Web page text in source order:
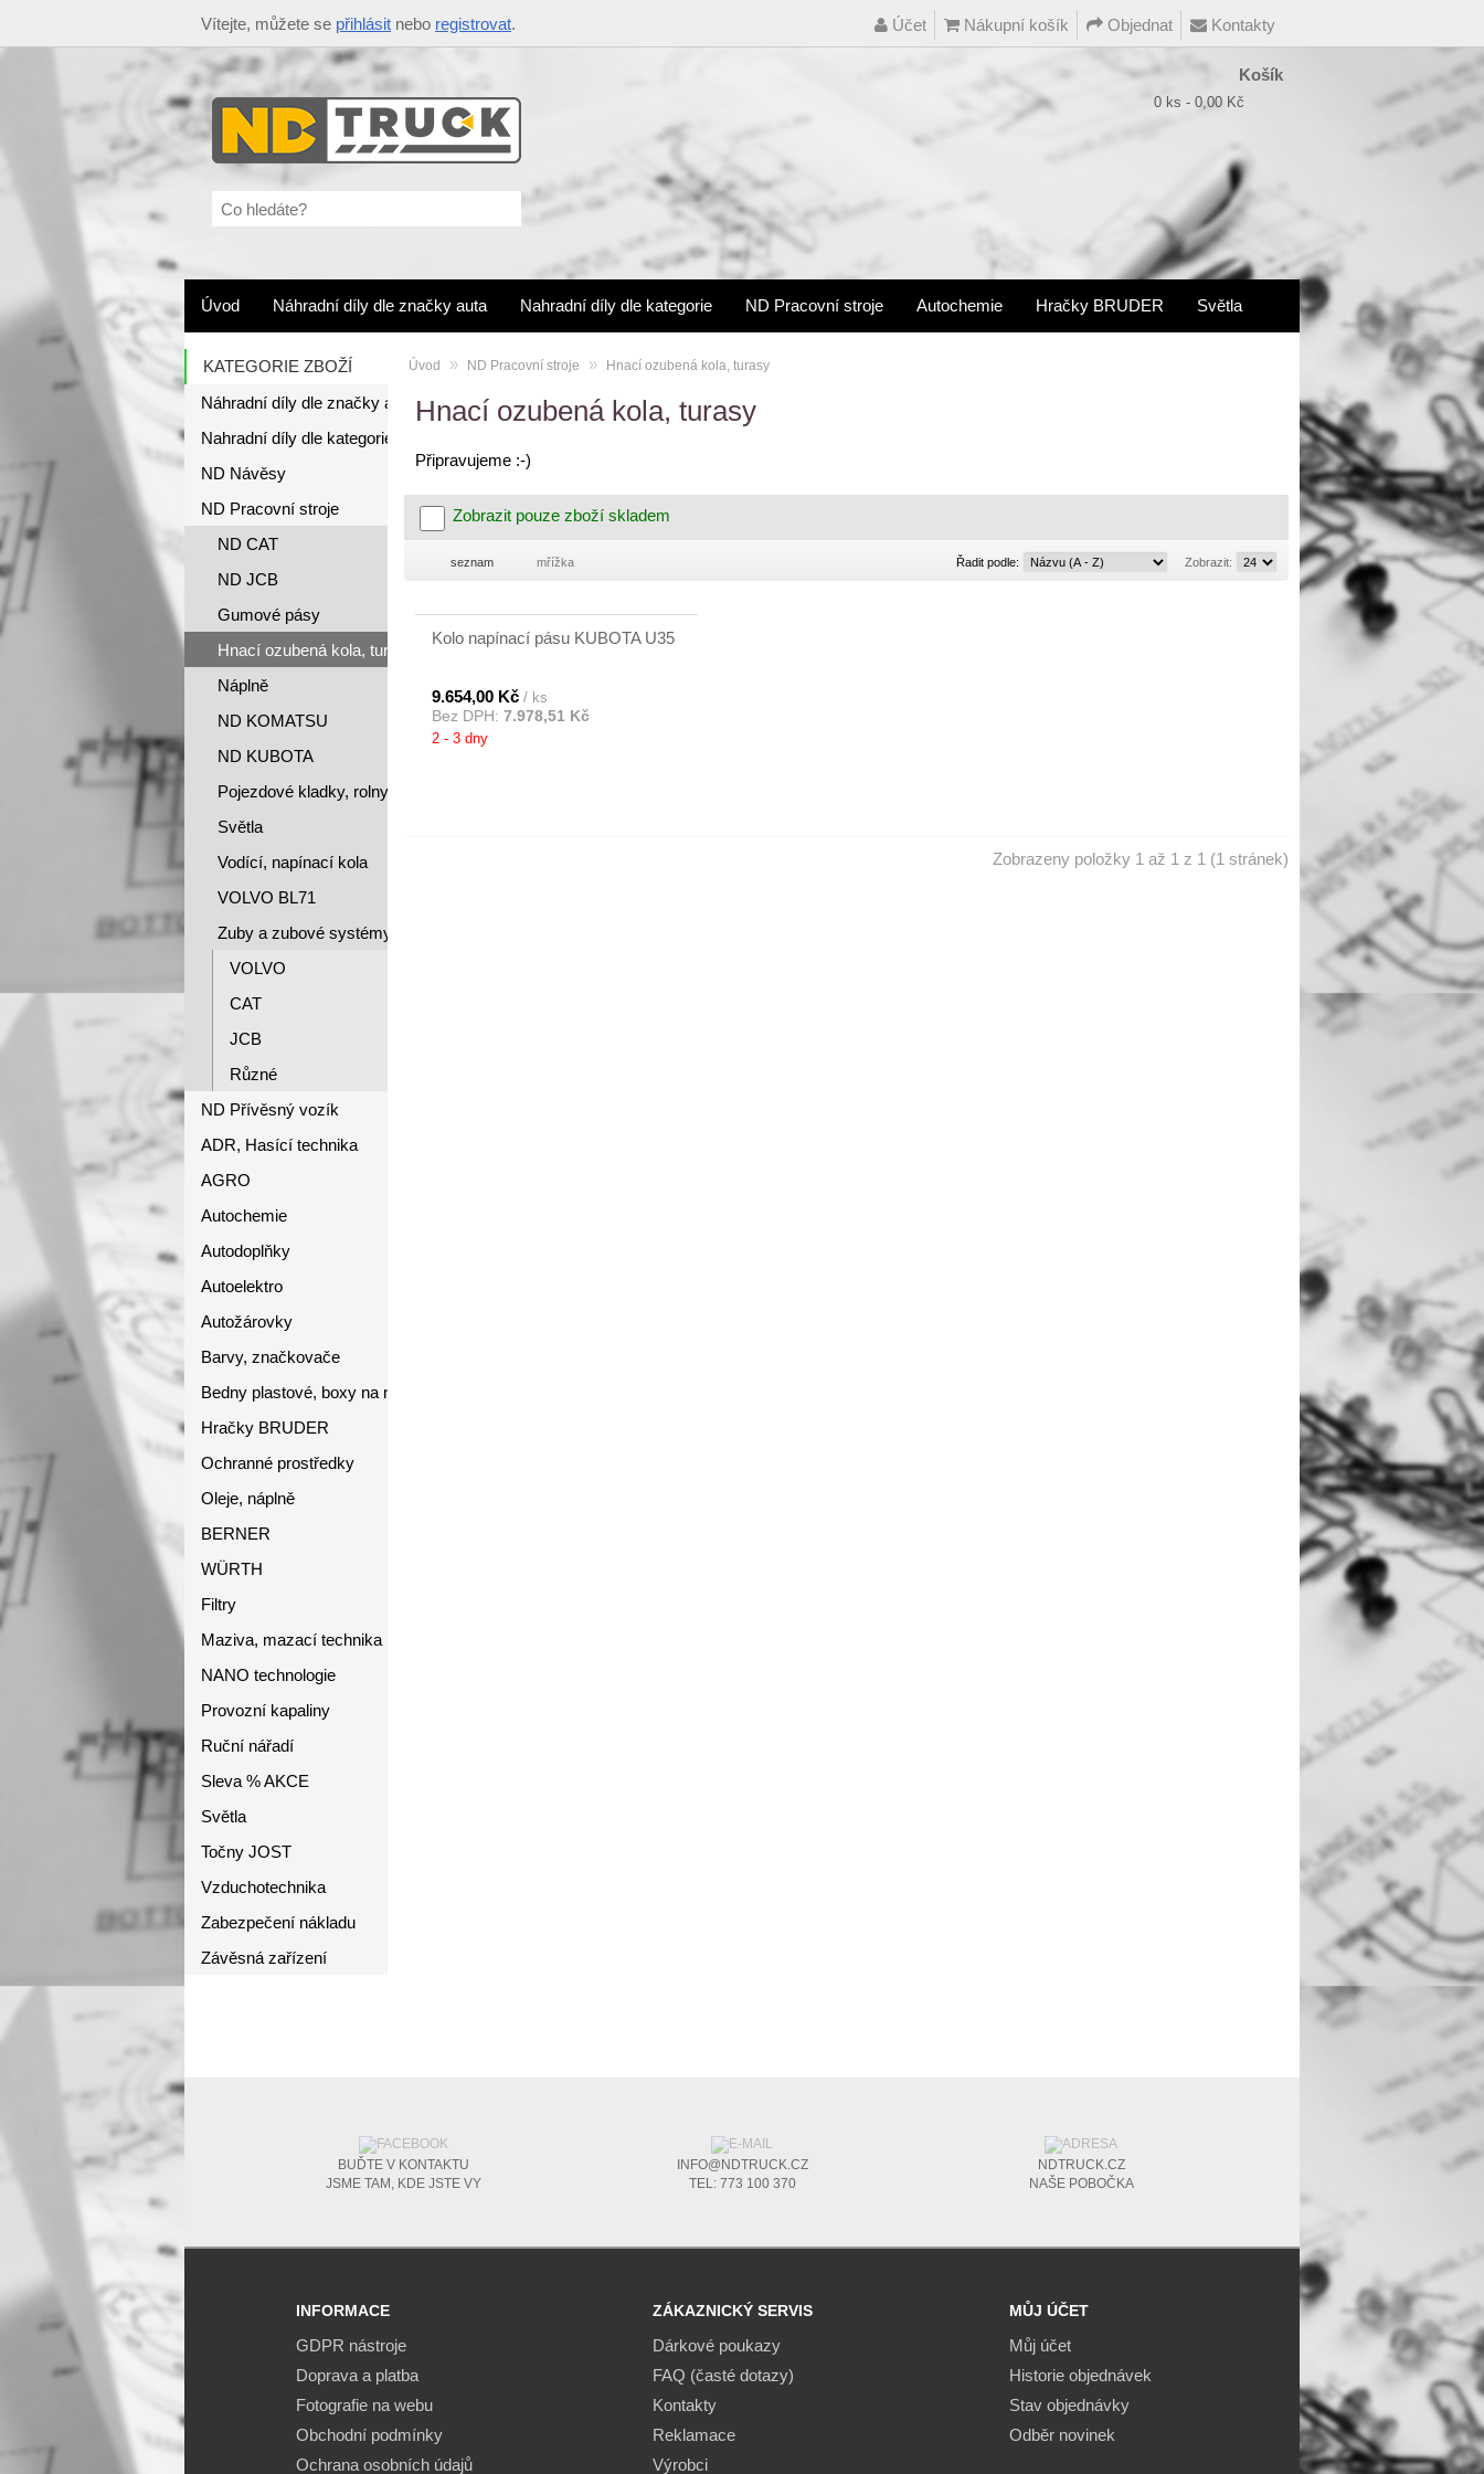
Vítejte, můžete se přihlásit nebo registrovat. Účet Nákupní košík Objednat Kontakty
Košík
0 ks - 0,00 Kč
Co
hledáte?
Úvod Náhradní díly dle značky auta Nahradní díly dle kategorie ND Pracovní stroje Autochemie Hračky BRUDER Světla
KATEGORIE ZBOŽÍ
Náhradní díly dle značky auta
Nahradní díly dle kategorie
ND Návěsy
ND Pracovní stroje
ND CAT
ND JCB
Gumové pásy
Hnací ozubená kola, turasy
Náplně
ND KOMATSU
ND KUBOTA
Pojezdové kladky, rolny
Světla
Vodící, napínací kola
VOLVO BL71
Zuby a zubové systémy
VOLVO
CAT
JCB
Různé
ND Přívěsný vozík
ADR, Hasící technika
AGRO
Autochemie
Autodoplňky
Autoelektro
Autožárovky
Barvy, značkovače
Bedny plastové, boxy na nářadí
Hračky BRUDER
Ochranné prostředky
Oleje, náplně
BERNER
WÜRTH
Filtry
Maziva, mazací technika
NANO technologie
Provozní kapaliny
Ruční nářadí
Sleva % AKCE
Světla
Točny JOST
Vzduchotechnika
Zabezpečení nákladu
Závěsná zařízení
Úvod » ND Pracovní stroje » Hnací ozubená kola, turasy
Hnací ozubená kola, turasy
Připravujeme :-)
Zobrazit pouze zboží skladem
seznam mřížka Zobrazit: Zobrazit:
Řadit podle: Řadit
podle:
Kolo napínací pásu KUBOTA U35
9.654,00 Kč / ks
Bez DPH: 7.978,51 Kč
2 - 3 dny
Zobrazeny položky 1 až 1 z 1 (1 stránek)
BUĎTE V KONTAKTU
JSME TAM, KDE JSTE VY
INFO@NDTRUCK.CZ
TEL: 773 100 370
NDTRUCK.CZ
NAŠE POBOČKA
INFORMACE
GDPR nástroje
Doprava a platba
Fotografie na webu
Obchodní podmínky
Ochrana osobních údajů
ZÁKAZNICKÝ SERVIS
Dárkové poukazy
FAQ (časté dotazy)
Kontakty
Reklamace
Výrobci
MŮJ ÚČET
Můj účet
Historie objednávek
Stav objednávky
Odběr novinek